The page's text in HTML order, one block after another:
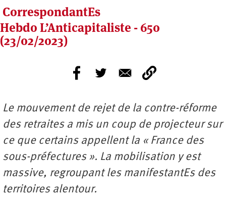
CorrespondantEs
Hebdo L’Anticapitaliste - 650
(23/02/2023)
Le mouvement de rejet de la contre-réforme
des retraites a mis un coup de projecteur sur
ce que certains appellent la « France des
sous-préfectures ». La mobilisation y est
massive, regroupant les manifestantEs des
territoires alentour.